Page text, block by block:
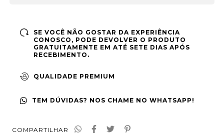
SE VOCÊ NÃO GOSTAR DA EXPERIÊNCIA
CONOSCO, PODE DEVOLVER O PRODUTO
GRATUITAMENTE EM ATÉ SETE DIAS APÓS
RECEBIMENTO.
QUALIDADE PREMIUM
TEM DÚVIDAS? NOS CHAME NO WHATSAPP!
COMPARTILHAR